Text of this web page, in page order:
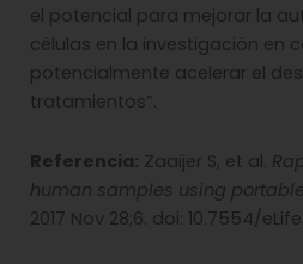
el potencial para mejorar la
células en la investigación en
potencialmente acelerar el
tratamientos”.
Referencia: Zaaijer S, et al.
human samples using
2017 Nov 28;6. doi: 10.7554/